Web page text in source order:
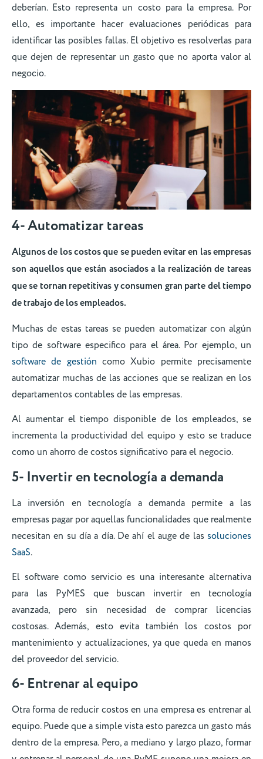
deberían. Esto representa un costo para la empresa. Por
ello, es importante hacer evaluaciones periódicas para
identificar las posibles fallas. El objetivo es resolverlas para
que dejen de representar un gasto que no aporta valor al
negocio.
4- Automatizar tareas
Algunos de los costos que se pueden evitar en las empresas
son aquellos que están asociados a la realización de tareas
que se tornan repetitivas y consumen gran parte del tiempo
de trabajo de los empleados.
Muchas de estas tareas se pueden automatizar con algún
tipo de software especifico para el área. Por ejemplo, un
software de gestión como Xubio permite precisamente
automatizar muchas de las acciones que se realizan en los
departamentos contables de las empresas.
Al aumentar el tiempo disponible de los empleados, se
incrementa la productividad del equipo y esto se traduce
como un ahorro de costos significativo para el negocio.
5- Invertir en tecnología a demanda
La inversión en tecnología a demanda permite a las
empresas pagar por aquellas funcionalidades que realmente
necesitan en su día a día. De ahí el auge de las soluciones
SaaS.
El software como servicio es una interesante alternativa
para las PyMES que buscan invertir en tecnología
avanzada, pero sin necesidad de comprar licencias
costosas. Además, esto evita también los costos por
mantenimiento y actualizaciones, ya que queda en manos
del proveedor del servicio.
6- Entrenar al equipo
Otra forma de reducir costos en una empresa es entrenar al
equipo. Puede que a simple vista esto parezca un gasto más
dentro de la empresa. Pero, a mediano y largo plazo, formar